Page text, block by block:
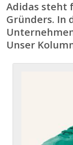
Adidas steht
Gründers. In
Unser